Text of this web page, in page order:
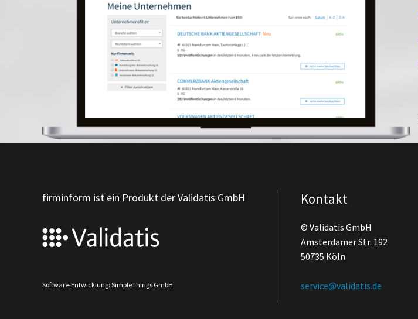
firminform ist ein Produkt der Validatis GmbH
Software-Entwicklung: SimpleThings GmbH
Kontakt
© Validatis GmbH
Amsterdamer Str. 192
50735 Köln
service@validatis.de